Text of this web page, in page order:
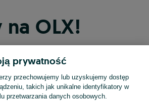
OLX!
przez Facebooka
przez konto Apple
prywatność
przechowujemy lub uzyskujemy dostęp
takich jak unikalne identyfikatory w
przetwarzania danych osobowych.